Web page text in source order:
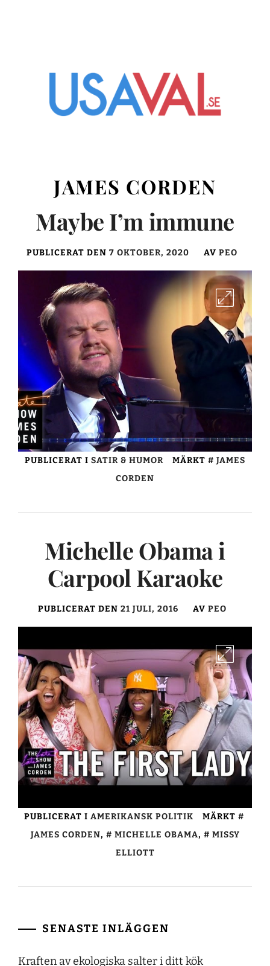
JAMES CORDEN
Maybe I’m immune
PUBLICERAT DEN 7 OKTOBER, 2020 AV PEO
PUBLICERAT I SATIR & HUMOR MÄRKT
JAMES
CORDEN
Michelle Obama i
Carpool Karaoke
PUBLICERAT DEN 21 JULI, 2016 AV PEO
PUBLICERAT I AMERIKANSK POLITIK
MÄRKT
JAMES CORDEN, MICHELLE OBAMA,
MISSY
ELLIOTT
SENASTE INLÄGGEN
Kraften av ekologiska salter i ditt kök